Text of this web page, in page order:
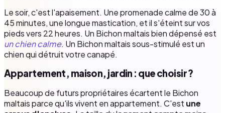
Le soir, c'est l'apaisement. Une promenade calme de 30 à
45 minutes, une longue mastication, et il s'éteint sur vos
pieds vers 22 heures. Un Bichon maltais bien dépensé est
un chien calme. Un Bichon maltais sous-stimulé est un
chien qui détruit votre canapé.
Appartement, maison, jardin : que choisir ?
Beaucoup de futurs propriétaires écartent le Bichon
maltais parce qu'ils vivent en appartement. C'est une